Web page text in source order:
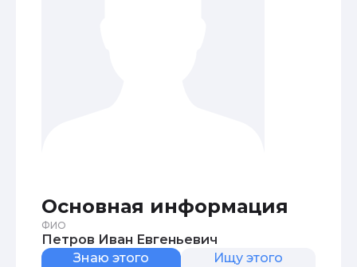
Основная информация
ФИО
Петров Иван Евгеньевич
Знаю этого
Ищу этого